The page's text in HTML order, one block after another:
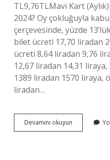
TL9,76TLMavi Kart
2024? Oy çokluğuyla
çerçevesinde, yüzde
bilet ücreti 17,70 liradan
ücreti 8,64 liradan 9,76
12,67 liradan 14,31
1389 liradan 1570 liraya,
liradan…
Devamını okuyun Metrobüs
Ücreti